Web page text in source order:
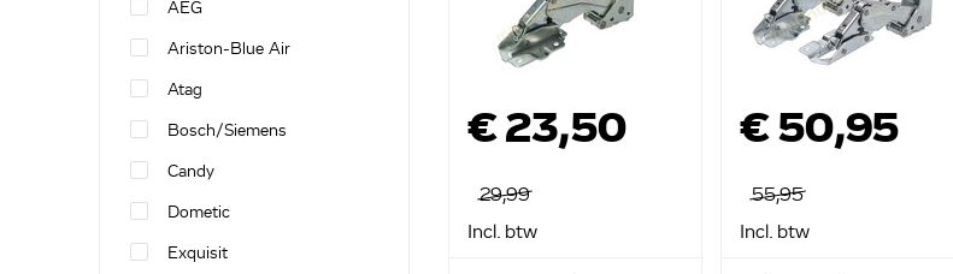
AEG
Ariston-Blue Air
Atag
Bosch/Siemens
Candy
Dometic
Exquisit
€ 23,50
29,99
Incl. btw
€ 50,95
55,95
Incl. btw